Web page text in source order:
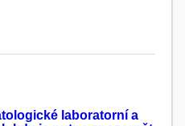
laboratorní a